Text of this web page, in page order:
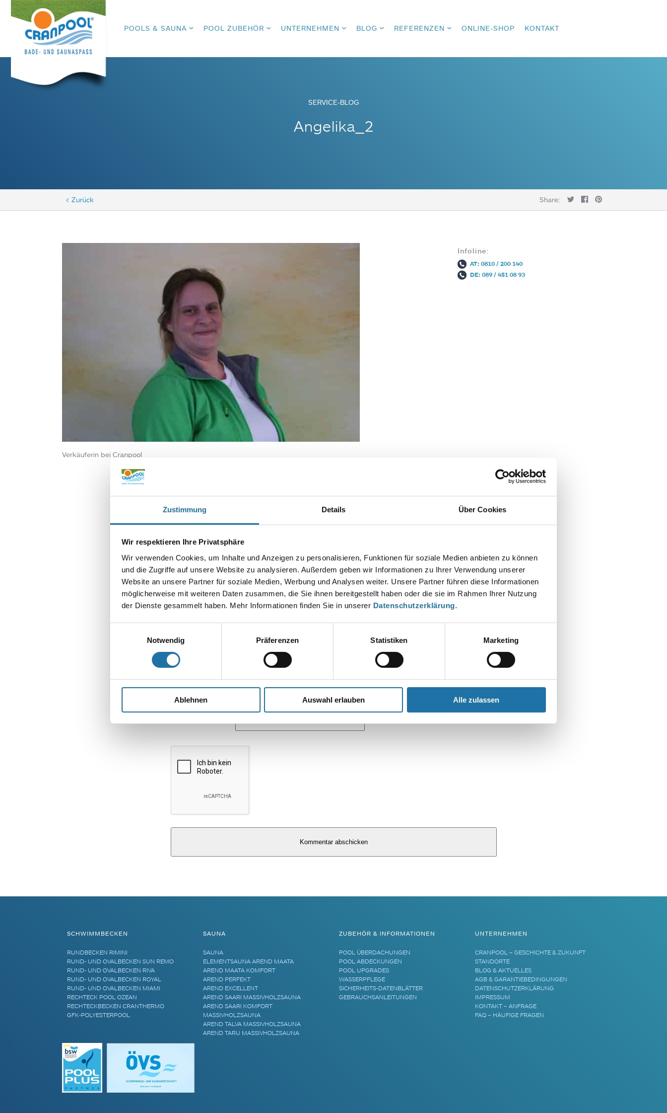
Zustimmung Details Über Cookies
Wir respektieren Ihre Privatsphäre
Wir verwenden Cookies, um Inhalte und Anzeigen zu personalisieren, Funktionen für soziale Medien anbieten zu können
und die Zugriffe auf unsere Website zu analysieren. Außerdem geben wir Informationen zu Ihrer Verwendung unserer
Website an unsere Partner für soziale Medien, Werbung und Analysen weiter. Unsere Partner führen diese Informationen
möglicherweise mit weiteren Daten zusammen, die Sie ihnen bereitgestellt haben oder die sie im Rahmen Ihrer Nutzung
der Dienste gesammelt haben. Mehr Informationen finden Sie in unserer Datenschutzerklärung.
Notwendig
Präferenzen Statistiken Marketing
Ablehnen Auswahl erlauben Alle zulassen
POOLS & SAUNA POOL ZUBEHÖR UNTERNEHMEN BLOG REFERENZEN ONLINE-SHOP KONTAKT
SERVICE-BLOG
Angelika_2
< Zurück Share:
Verkäuferin bei Cranpool
Infoline:
AT: 0810 / 200 140
DE: 089 / 451 08 93
Autor:
SCHREIBE EINEN KOMMENTAR
Deine E-Mail-Adresse wird nicht veröffentlicht. Erforderliche Felder sind mit*markiert
Kommentar*
Name
SCHWIMMBECKEN
RUNDBECKEN RIMINI
RUND- UND OVALBECKEN SUN REMO
RUND- UND OVALBECKEN RIVA
RUND- UND OVALBECKEN ROYAL
RUND- UND OVALBECKEN MIAMI
RECHTECK POOL OZEAN
RECHTECKBECKEN CRANTHERMO
GFK-POLYESTERPOOL
SAUNA
SAUNA
ELEMENTSAUNA AREND MAATA
AREND MAATA KOMFORT
AREND PERFEKT
AREND EXCELLENT
AREND SAARI MASSIVHOLZSAUNA
AREND SAARI KOMFORT
MASSIVHOLZSAUNA
AREND TALVA MASSIVHOLZSAUNA
AREND TARU MASSIVHOLZSAUNA
ZUBEHÖR & INFORMATIONEN
POOL ÜBERDACHUNGEN
POOL ABDECKUNGEN
POOL UPGRADES
WASSERPFLEGE
SICHERHEITS-DATENBLÄTTER
GEBRAUCHSANLEITUNGEN
UNTERNEHMEN
CRANPOOL – GESCHICHTE & ZUKUNFT
STANDORTE
BLOG & AKTUELLES
AGB & GARANTIEBEDINGUNGEN
DATENSCHUTZERKLÄRUNG
IMPRESSUM
KONTAKT – ANFRAGE
FAQ – HÄUFIGE FRAGEN